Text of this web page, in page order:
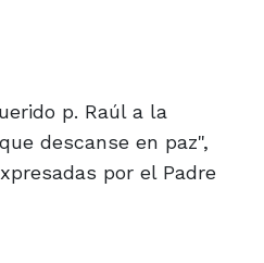
p. Raúl a la
descanse en paz",
por el Padre